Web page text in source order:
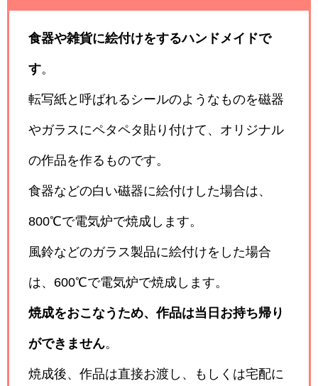
食器や雑貨に絵付けをするハンドメイドで
す。
転写紙と呼ばれるシールのようなものを磁器
やガラスにペタペタ貼り付けて、オリジナル
の作品を作るものです。
食器などの白い磁器に絵付けした場合は、
800℃で電気炉で焼成します。
風鈴などのガラス製品に絵付けをした場合
は、600℃で電気炉で焼成します。
焼成をおこなうため、作品は当日お持ち帰り
ができません。
焼成後、作品は直接お渡し、もしくは宅配に